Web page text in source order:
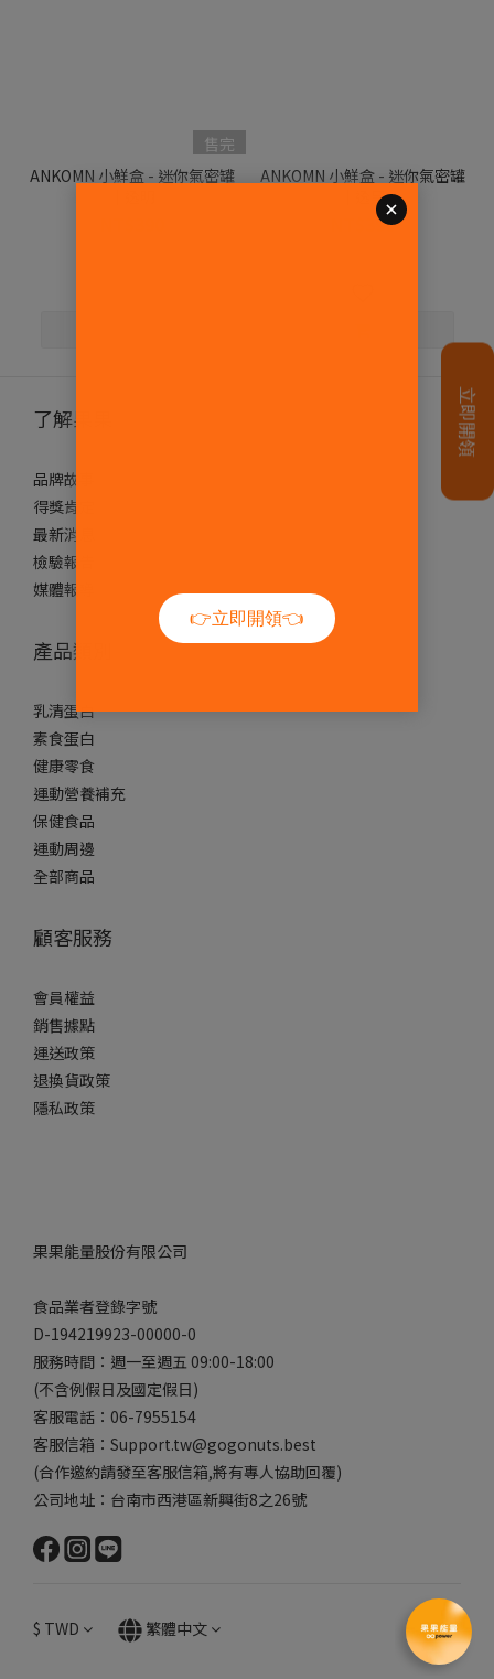
售完
ANKOMN 小鮮盒 - 迷你氣密罐
ANKOMN 小鮮盒 - 迷你氣密罐
｜透黑
NT$390
了解果果
品牌故事
得獎肯定
最新消息
檢驗報告
媒體報導
產品類別
乳清蛋白
素食蛋白
健康零食
運動營養補充
保健食品
運動周邊
全部商品
顧客服務
會員權益
銷售據點
運送政策
退換貨政策
隱私政策
果果能量股份有限公司
食品業者登錄字號
D-194219923-00000-0
服務時間：週一至週五 09:00-18:00
(不含例假日及國定假日)
客服電話：06-7955154
客服信箱：Support.tw@gogonuts.best
(合作邀約請發至客服信箱,將有專人協助回覆)
公司地址：台南市西港區新興街8之26號
$ TWD 繁體中文